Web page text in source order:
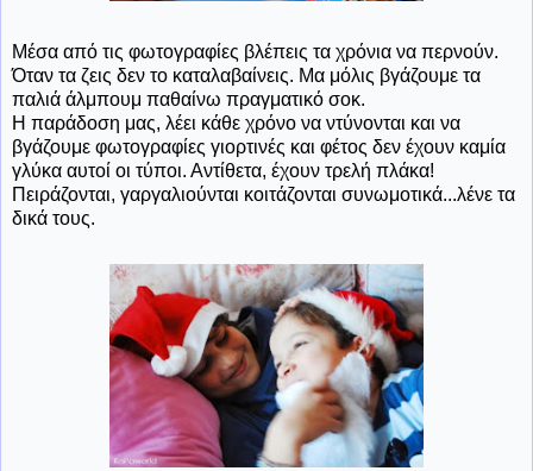
Μέσα από τις φωτογραφίες βλέπεις τα χρόνια να περνούν.
Όταν τα ζεις δεν το καταλαβαίνεις. Μα μόλις βγάζουμε τα
παλιά άλμπουμ παθαίνω πραγματικό σοκ.
Η παράδοση μας, λέει κάθε χρόνο να ντύνονται και να
βγάζουμε φωτογραφίες γιορτινές και φέτος δεν έχουν καμία
γλύκα αυτοί οι τύποι. Αντίθετα, έχουν τρελή πλάκα!
Πειράζονται, γαργαλιούνται κοιτάζονται συνωμοτικά...λένε τα
δικά τους.